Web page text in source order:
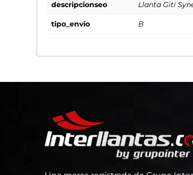
descripcionseo Llanta Giti
tipo_envio B